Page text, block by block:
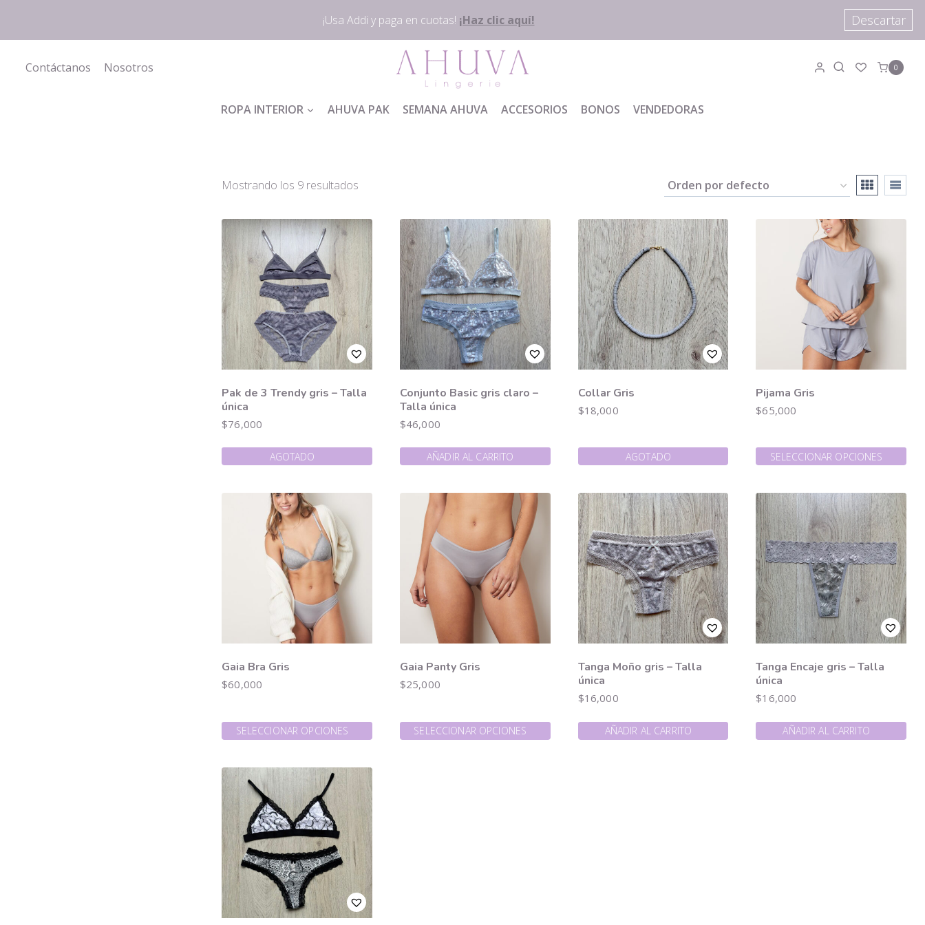
¡Usa Addi y paga en cuotas! ¡Haz clic aquí! Descartar
Contáctanos Nosotros 0
ROPA INTERIOR AHUVA PAK SEMANA AHUVA ACCESORIOS BONOS VENDEDORAS
Mostrando los 9 resultados
Pak de 3 Trendy gris – Talla
única
$76,000
AGOTADO
Conjunto Basic gris claro –
Talla única
$46,000
AÑADIR AL CARRITO
Collar Gris
$18,000
AGOTADO
Pijama Gris
$65,000
SELECCIONAR OPCIONES
Gaia Bra Gris
$60,000
SELECCIONAR OPCIONES
Gaia Panty Gris
$25,000
SELECCIONAR OPCIONES
Tanga Moño gris – Talla
única
$16,000
AÑADIR AL CARRITO
Tanga Encaje gris – Talla
única
$16,000
AÑADIR AL CARRITO